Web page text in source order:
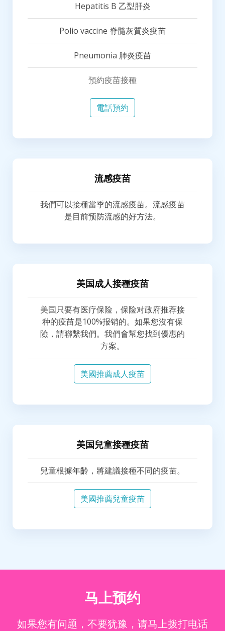
Hepatitis B 乙型肝炎
Polio vaccine 脊髓灰質炎疫苗
Pneumonia 肺炎疫苗
預約疫苗接種
電話預約
流感疫苗
我們可以接種當季的流感疫苗。流感疫苗
是目前预防流感的好方法。
美国成人接種疫苗
美国只要有医疗保险，保险对政府推荐接
种的疫苗是100%报销的。如果您沒有保
險，請聯繫我們。我們會幫您找到優惠的
方案。
美國推薦成人疫苗
美国兒童接種疫苗
兒童根據年齡，將建議接種不同的疫苗。
美國推薦兒童疫苗
马上预约
如果您有问题，不要犹豫，请马上拨打电话